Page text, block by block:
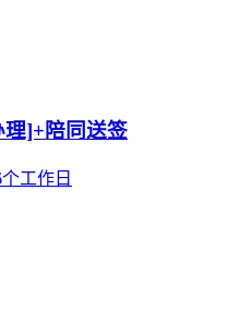
]+陪同送签
工作日